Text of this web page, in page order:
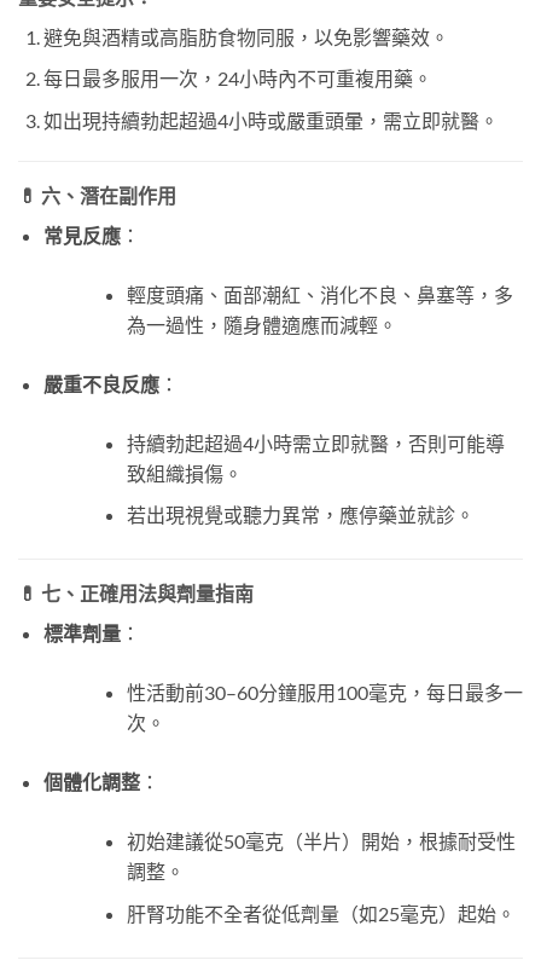
避免與酒精或高脂肪食物同服，以免影響藥效。
每日最多服用一次，24小時內不可重複用藥。
如出現持續勃起超過4小時或嚴重頭暈，需立即就醫。
💊 六、潛在副作用
常見反應：
輕度頭痛、面部潮紅、消化不良、鼻塞等，多
為一過性，隨身體適應而減輕。
嚴重不良反應：
持續勃起超過4小時需立即就醫，否則可能導
致組織損傷。
若出現視覺或聽力異常，應停藥並就診。
💊 七、正確用法與劑量指南
標準劑量：
性活動前30–60分鐘服用100毫克，每日最多一
次。
個體化調整：
初始建議從50毫克（半片）開始，根據耐受性
調整。
肝腎功能不全者從低劑量（如25毫克）起始。